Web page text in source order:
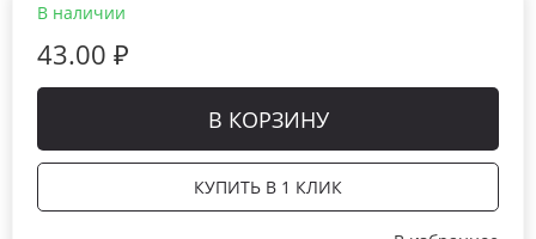
В наличии
43.00 ₽
В КОРЗИНУ
КУПИТЬ В 1 КЛИК